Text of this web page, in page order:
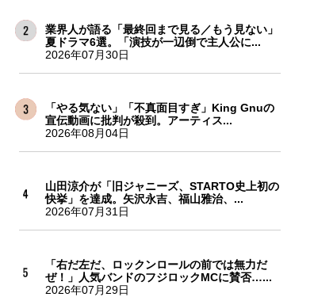
業界人が語る「最終回まで見る／もう見ない」
夏ドラマ6選。「演技が一辺倒で主人公に...
2026年07月30日
「やる気ない」「不真面目すぎ」King Gnuの
宣伝動画に批判が殺到。アーティス...
2026年08月04日
山田涼介が「旧ジャニーズ、STARTO史上初の
快挙」を達成。矢沢永吉、福山雅治、...
2026年07月31日
「右だ左だ、ロックンロールの前では無力だ
ぜ！」人気バンドのフジロックMCに賛否…...
2026年07月29日